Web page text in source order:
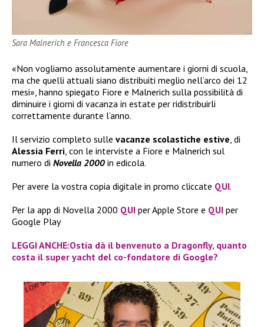
Sara Malnerich e Francesca Fiore
«Non vogliamo assolutamente aumentare i giorni di scuola,
ma che quelli attuali siano distribuiti meglio nell’arco dei 12
mesi», hanno spiegato Fiore e Malnerich sulla possibilità di
diminuire i giorni di vacanza in estate per ridistribuirli
correttamente durante l’anno.
Il servizio completo sulle vacanze scolastiche estive , di
Alessia Ferri , con le interviste a Fiore e Malnerich sul
numero di Novella 2000 in edicola.
Per avere la vostra copia digitale in promo cliccate QUI.
Per la app di Novella 2000 QUI per Apple Store e QUI per
Google Play
LEGGI ANCHE:Ostia dà il benvenuto a Dragonfly, quanto
costa il super yacht del co-fondatore di Google?